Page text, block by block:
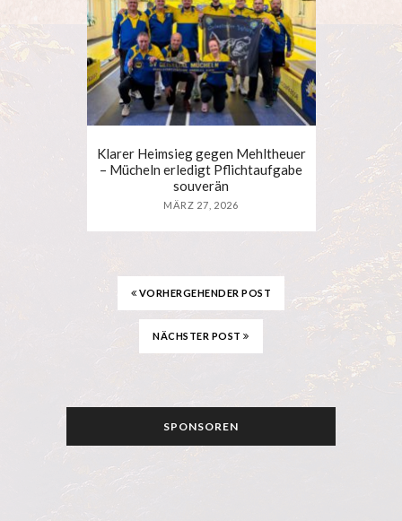
Klarer Heimsieg gegen Mehltheuer
– Mücheln erledigt Pflichtaufgabe
souverän
MÄRZ 27, 2026
VORHERGEHENDER POST
NÄCHSTER POST
SPONSOREN